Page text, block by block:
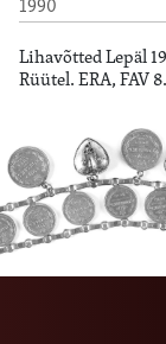
Lihavõtted Lepäl
Rüütel. ERA, FAV 8.